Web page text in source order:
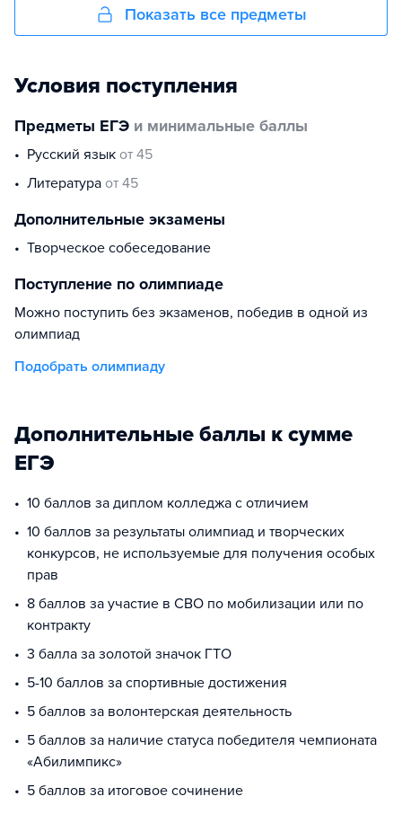
Показать все предметы
Условия поступления
Предметы ЕГЭ и минимальные баллы
русский язык от 45
литература от 45
Дополнительные экзамены
творческое собеседование
Поступление по олимпиаде
Можно поступить без экзаменов, победив в одной из
олимпиад
Подобрать олимпиаду
Дополнительные баллы к сумме
ЕГЭ
10 баллов за диплом колледжа с отличием
10 баллов за результаты олимпиад и творческих
конкурсов, не используемые для получения особых
прав
8 баллов за участие в СВО по мобилизации или по
контракту
3 балла за золотой значок ГТО
5-10 баллов за спортивные достижения
5 баллов за волонтерская деятельность
5 баллов за наличие статуса победителя чемпионата
«Абилимпикс»
5 баллов за итоговое сочинение